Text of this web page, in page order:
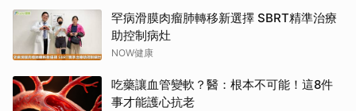
罕病滑膜肉瘤肺轉移新選擇 SBRT精準治療
助控制病灶
NOW健康
吃藥讓血管變軟？醫：根本不可能！這8件
事才能護心抗老